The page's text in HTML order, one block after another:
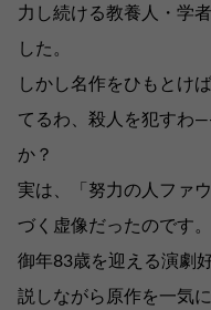
力し続ける教養人・学
した。
しかし名作をひもとけ
てるわ、殺人を犯すわ
か？
実は、「努力の人ファ
づく虚像だったのです。
御年83歳を迎える演劇
説しながら原作を一気